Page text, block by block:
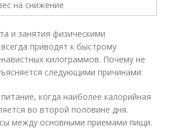
и занятия физическими
приводят к быстрому
килограммов. Почему не
следующими причинами:
когда наиболее калорийная
во второй половине дня.
между основными приемами пищи.